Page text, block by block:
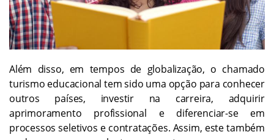
Além disso, em tempos de globalização, o chamado
turismo educacional tem sido uma opção para conhecer
outros países, investir na carreira, adquirir
aprimoramento profissional e diferenciar-se em
processos seletivos e contratações. Assim, este também